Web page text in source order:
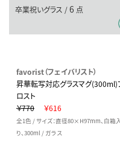
卒業祝いグラス /6 点
favorist（フェイバリスト）
昇華転写対応グラスマグ(300ml)
ロスト
￥770
￥616
全1色 / サイズ：直径80×H97mm、白箱
り、300ml / ガラス